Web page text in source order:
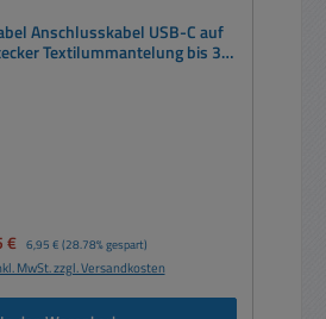
Anschlusskabel USB-C auf
Textilummantelung bis 3A
€ Regulärer Preis:
6,95 € (28.78% gespart)
MwSt. zzgl. Versandkosten